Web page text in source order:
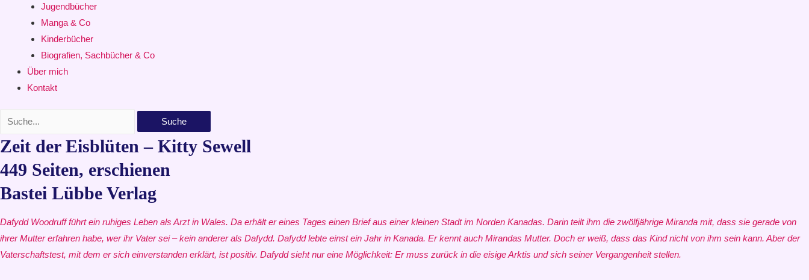
Jugendbücher
Manga & Co
Kinderbücher
Biografien, Sachbücher & Co
Über mich
Kontakt
Suche
Zeit der Eisblüten – Kitty Sewell
449 Seiten, erschienen
Bastei Lübbe Verlag
Dafydd Woodruff führt ein ruhiges Leben als Arzt in Wales. Da erhält er eines Tages einen Brief aus einer kleinen Stadt im Norden Kanadas. Darin teilt ihm die zwölfjährige Miranda mit, dass sie gerade von
ihrer Mutter erfahren habe, wer ihr Vater sei – kein anderer als Dafydd. Dafydd lebte einst ein Jahr in Kanada. Er kennt auch Mirandas Mutter. Doch er weiß, dass das Kind nicht von ihm sein kann. Aber der
Vaterschaftstest, mit dem er sich einverstanden erklärt, ist positiv. Dafydd sieht nur eine Möglichkeit: Er muss zurück in die eisige Arktis und sich seiner Vergangenheit stellen.